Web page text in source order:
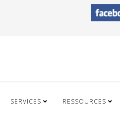
SERVICES RESSOURCES